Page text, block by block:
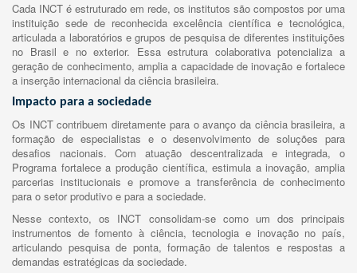
Cada INCT é estruturado em rede, os institutos são compostos por uma
instituição sede de reconhecida excelência científica e tecnológica,
articulada a laboratórios e grupos de pesquisa de diferentes instituições
no Brasil e no exterior. Essa estrutura colaborativa potencializa a
geração de conhecimento, amplia a capacidade de inovação e fortalece
a inserção internacional da ciência brasileira.
Impacto para a sociedade
Os INCT contribuem diretamente para o avanço da ciência brasileira, a
formação de especialistas e o desenvolvimento de soluções para
desafios nacionais. Com atuação descentralizada e integrada, o
Programa fortalece a produção científica, estimula a inovação, amplia
parcerias institucionais e promove a transferência de conhecimento
para o setor produtivo e para a sociedade.
Nesse contexto, os INCT consolidam-se como um dos principais
instrumentos de fomento à ciência, tecnologia e inovação no país,
articulando pesquisa de ponta, formação de talentos e respostas a
demandas estratégicas da sociedade.